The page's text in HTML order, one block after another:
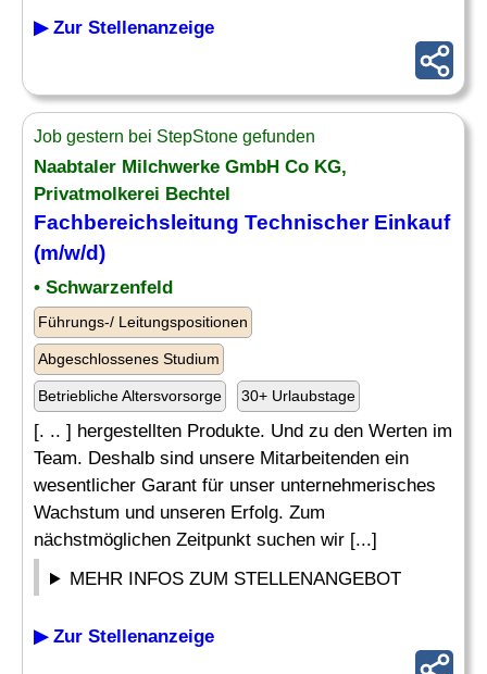
▶ Zur Stellenanzeige
Job gestern bei StepStone gefunden
Naabtaler Milchwerke GmbH Co KG,
Privatmolkerei Bechtel
Fachbereichsleitung Technischer Einkauf
(m/w/d)
• Schwarzenfeld
Führungs-/ Leitungspositionen
Abgeschlossenes Studium
Betriebliche Altersvorsorge 30+ Urlaubstage
[. .. ] hergestellten Produkte. Und zu den Werten im
Team. Deshalb sind unsere Mitarbeitenden ein
wesentlicher Garant für unser unternehmerisches
Wachstum und unseren Erfolg. Zum
nächstmöglichen Zeitpunkt suchen wir [...]
MEHR INFOS ZUM STELLENANGEBOT
▶ Zur Stellenanzeige